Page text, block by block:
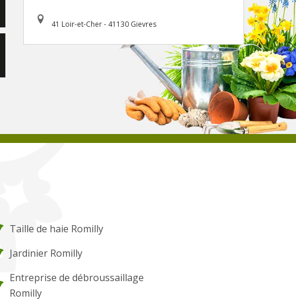
41 Loir-et-Cher - 41130 Gievres
Taille de haie Romilly
Jardinier Romilly
Entreprise de débroussaillage
Romilly